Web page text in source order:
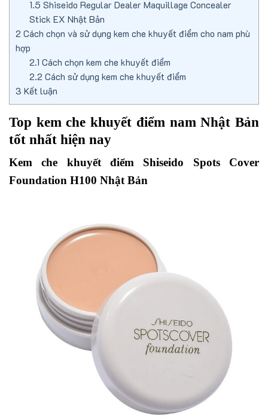
1.5 Shiseido Regular Dealer Maquillage Concealer
Stick EX Nhật Bản
2 Cách chọn và sử dụng kem che khuyết điểm cho nam phù
hợp
2.1 Cách chọn kem che khuyết điểm
2.2 Cách sử dụng kem che khuyết điểm
3 Kết luận
Top kem che khuyết điểm nam Nhật Bản
tốt nhất hiện nay
Kem che khuyết điểm Shiseido Spots Cover
Foundation H100 Nhật Bản